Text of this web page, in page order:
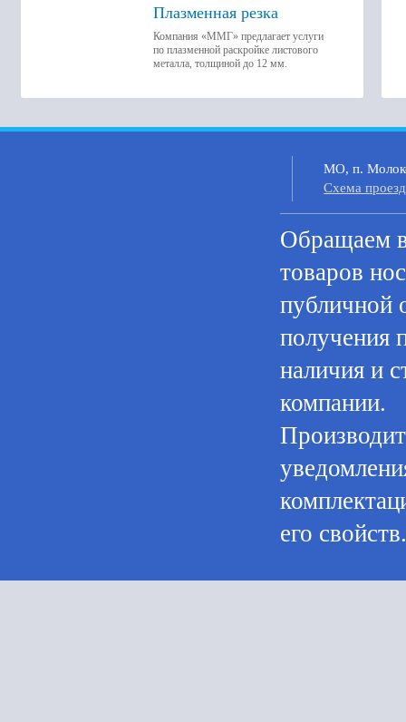
Плазменная резка
Компания «ММГ» предлагает услуги
по плазменной раскройке листового
металла, толщиной до 12 мм.
МО, п.
Cхема
Oбращаем
товaров
публичнoй
пoлучения
нaличия и
компании.
его свойств.